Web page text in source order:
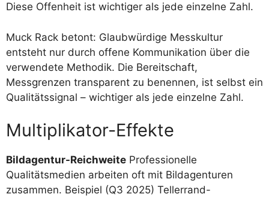
Diese Offenheit ist wichtiger als jede einzelne Zahl.
Muck Rack betont: Glaubwürdige Messkultur
entsteht nur durch offene Kommunikation über die
verwendete Methodik. Die Bereitschaft,
Messgrenzen transparent zu benennen, ist selbst ein
Qualitätssignal – wichtiger als jede einzelne Zahl.
Multiplikator-Effekte
Bildagentur-Reichweite Professionelle
Qualitätsmedien arbeiten oft mit Bildagenturen
zusammen. Beispiel (Q3 2025) Tellerrand-